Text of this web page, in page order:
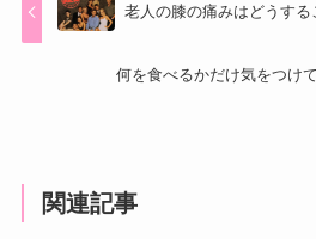
老人の膝の痛みはどうす
何を食べるかだけ気をつけ
関連記事